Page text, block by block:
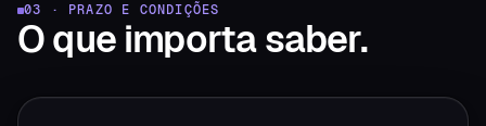
03 · PRAZO E CONDIÇÕES
O que importa saber.